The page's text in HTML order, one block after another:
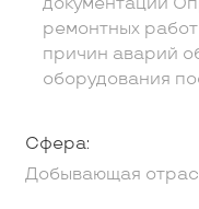
ремонтных
причин аварий
оборудования
Сфера:
Добывающая